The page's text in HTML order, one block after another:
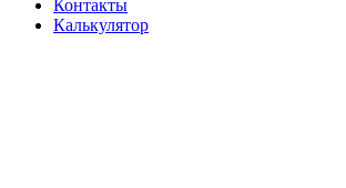
Контакты
Калькулятор